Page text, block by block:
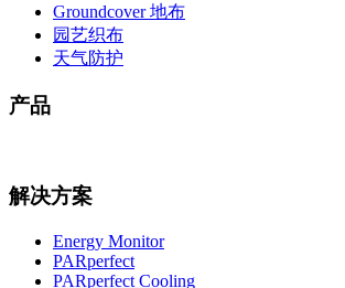
Groundcover 地布
园艺织布
天气防护
产品
解决方案
Energy Monitor
PARperfect
PARperfect Cooling